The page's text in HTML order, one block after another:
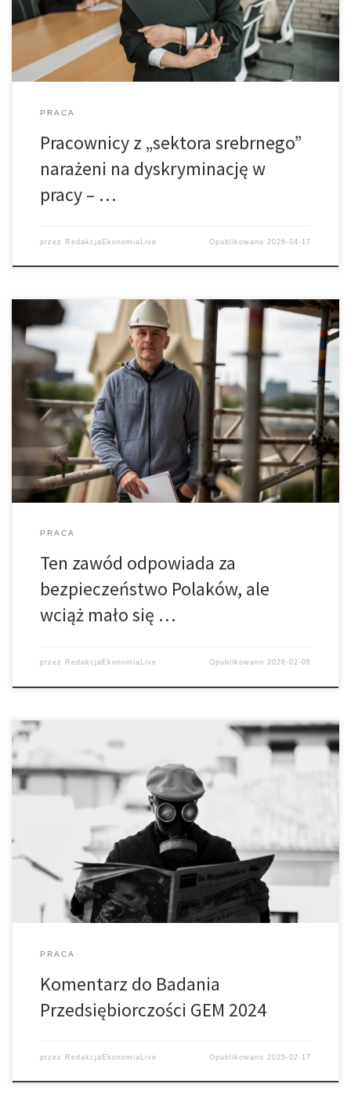
PRACA
Pracownicy z „sektora srebrnego”
narażeni na dyskryminację w
pracy – …
przez RedakcjaEkonomiaLive Opublikowano 2026-04-17
Inżynierowie budownictwa uczestniczą w każdym etapie
inwestycji budowlanej, ale w przestrzeni publicznej nie słyszymy
o nich zbyt często. Jeden z najmniej docenionych zawodów? Być
może, dlatego w ostatnich dniach ruszyła dyskusja jak to zmienić.
PRACA
Ten zawód odpowiada za
bezpieczeństwo Polaków, ale
wciąż mało się …
przez RedakcjaEkonomiaLive Opublikowano2026-02-06
Niedawno dotarłem do "Raportu z badania przedsiębiorczości
Global Entrepreneurship Monitor Polska 2024", opracowanego na
podstawie danych z lat 2011–2023 przy udziale Polska Agencja
Rozwoju Przedsiębiorczości oraz Uniwersytet Ekonomiczny w
Katowicach . GEM w swoich badaniach koncentruje się na
przedsiębiorczości we wczesnym stadium działalności
PRACA
Komentarz do Badania
Przedsiębiorczości GEM 2024
przez RedakcjaEkonomiaLive Opublikowano 2025-02-17